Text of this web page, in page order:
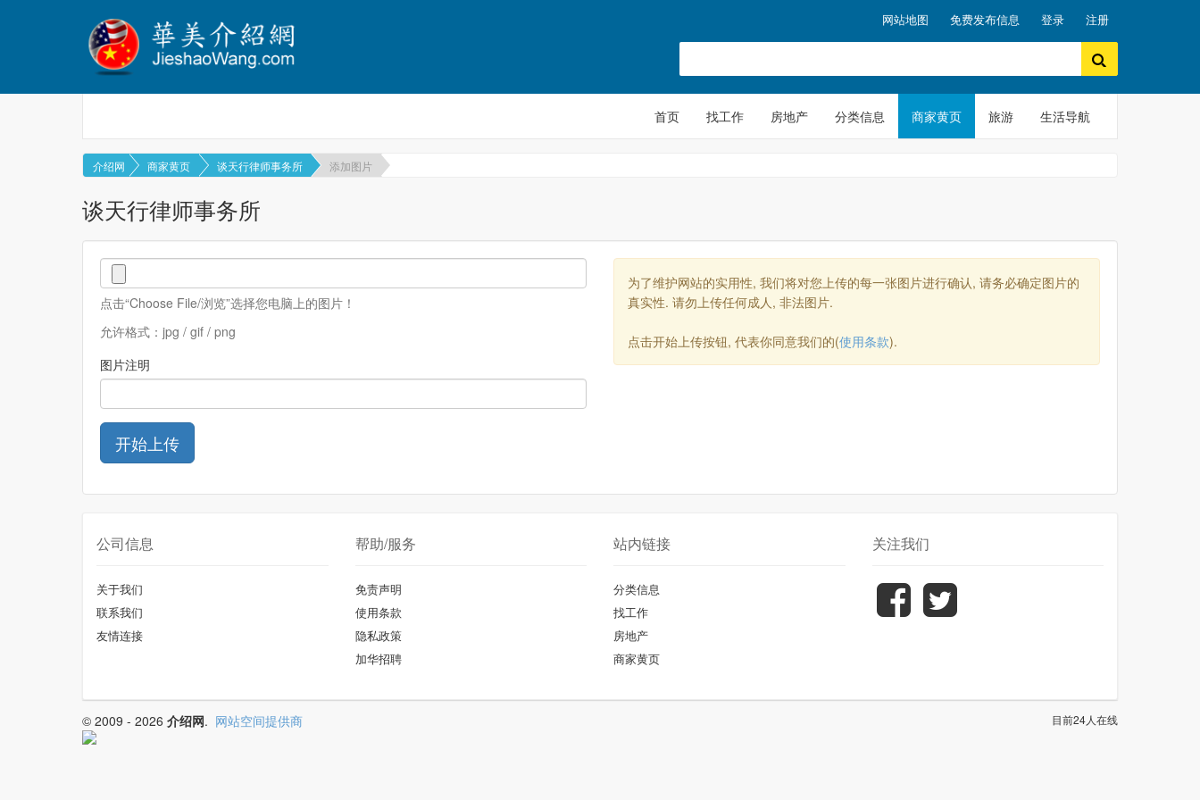
网站地图 免费发布信息 登录 注册
首页 找工作 房地产 分类信息 商家黄页 旅游 生活导航
介绍网 商家黄页 谈天行律师事务所 添加图片
谈天行律师事务所
点击“Choose File/浏览”选择您电脑上的图片！
允许格式：jpg / gif / png
图片注明
为了维护网站的实用性, 我们将对您上传的每一张图片进行确认, 请务必确定图片的
真实性. 请勿上传任何成人, 非法图片.
点击开始上传按钮, 代表你同意我们的(使用条款).
公司信息
关于我们
联系我们
友情连接
帮助/服务
免责声明
使用条款
隐私政策
加华招聘
站内链接
分类信息
找工作
房地产
商家黄页
关注我们
© 2009 - 2026 介绍网. 网站空间提供商 目前24人在线